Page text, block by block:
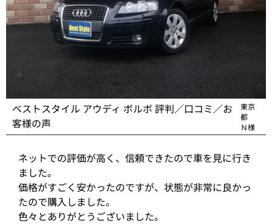
ベストスタイル アウディ ボルボ 評判／口コミ／お
客様の声
東京
都
Ｎ様
ネットでの評価が高く、信頼できたので車を見に行き
ました。
価格がすごく安かったのですが、状態が非常に良かっ
たので購入しました。
色々とありがとうございました。